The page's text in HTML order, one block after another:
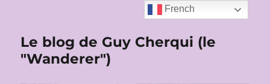
Le blog de Guy Cherqui (le
"Wanderer")
French